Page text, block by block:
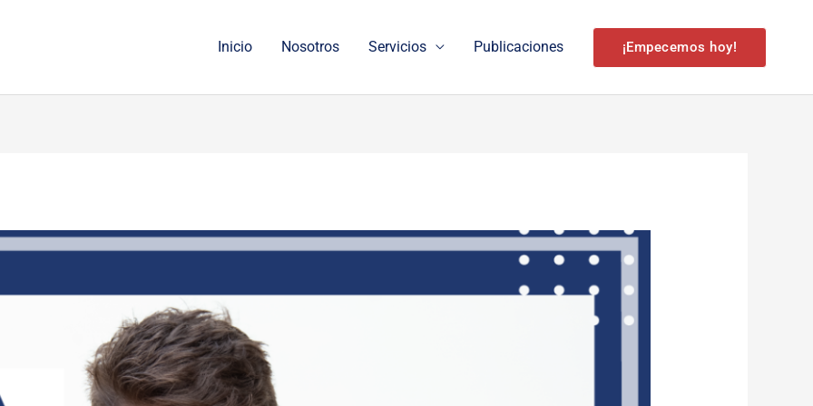
Inicio Nosotros Servicios Publicaciones ¡Empecemos hoy!